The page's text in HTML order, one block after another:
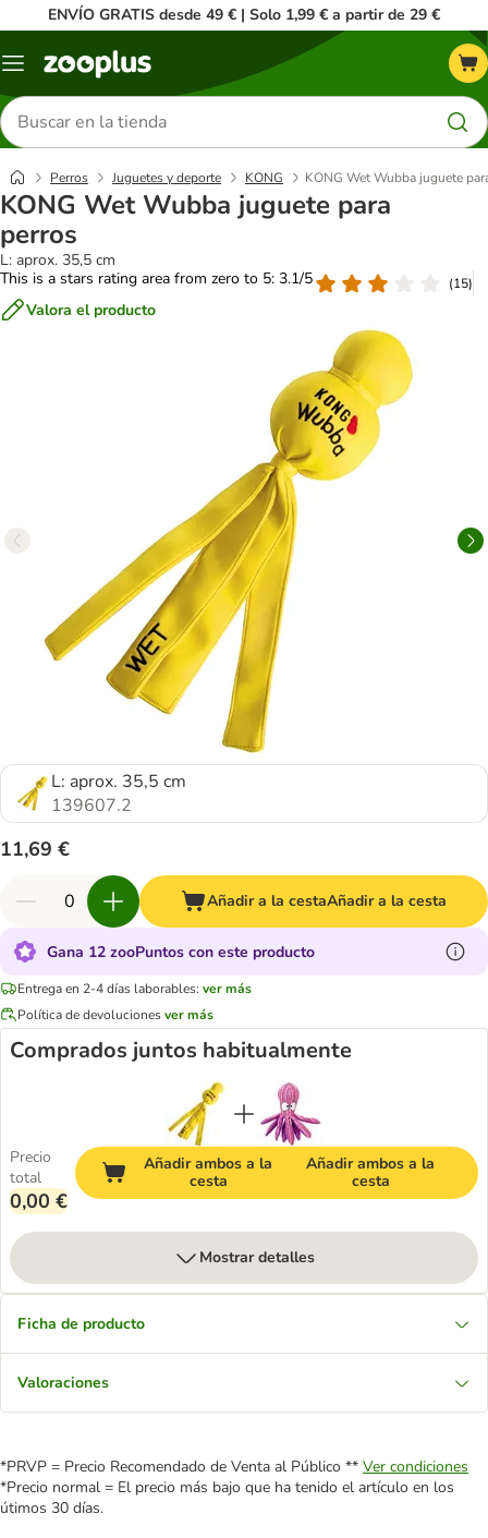
ENVÍO GRATIS desde 49 € | Solo 1,99 € a partir de 29 €
Menú
Buscar
productos
Perros Juguetes y deporte KONG KONG Wet Wubba juguete
KONG Wet Wubba juguete para
perros
L: aprox. 35,5 cm
This is a stars rating area from zero to 5: 3.1/5
(15)
Valora el producto
L: aprox. 35,5 cm
139607.2
11,69 €
Añadir a la cestaAñadir a la cesta
Gana 12 zooPuntos con este producto
Entrega en 2-4 días laborables: ver más
Política de devolucionesver más
Comprados juntos habitualmente
Precio
total
0,00 €
Añadir ambos a la
cesta
Añadir ambos a la
cesta
Mostrar detalles
Ficha de producto
Valoraciones
*PRVP = Precio Recomendado de Venta al Público ** Ver condiciones
*Precio normal = El precio más bajo que ha tenido el artículo en los
útimos 30 días.